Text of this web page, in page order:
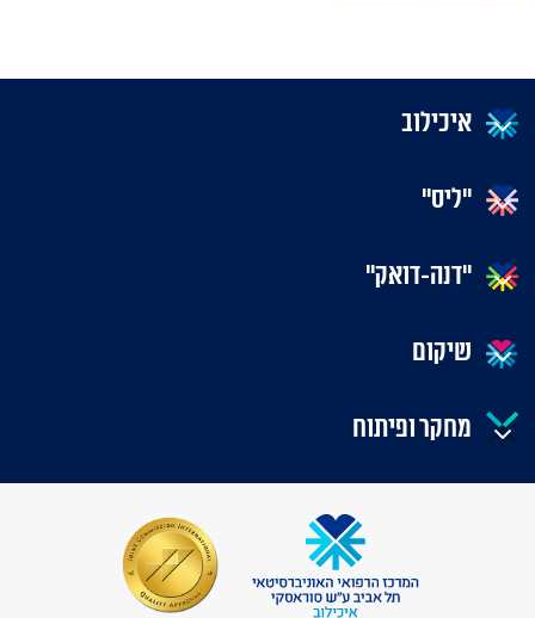
איכילוב
"ליס"
"דנה-דואק"
שיקום
מחקר ופיתוח